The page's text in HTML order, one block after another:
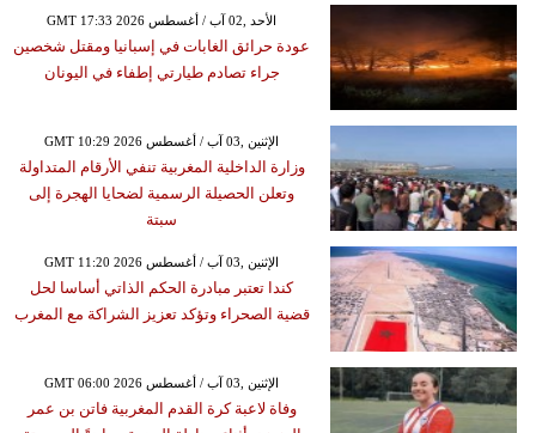
GMT 17:33 2026 الأحد ,02 آب / أغسطس
عودة حرائق الغابات في إسبانيا ومقتل شخصين
جراء تصادم طيارتي إطفاء في اليونان
GMT 10:29 2026 الإثنين ,03 آب / أغسطس
وزارة الداخلية المغربية تنفي الأرقام المتداولة
وتعلن الحصيلة الرسمية لضحايا الهجرة إلى
سبتة
GMT 11:20 2026 الإثنين ,03 آب / أغسطس
كندا تعتبر مبادرة الحكم الذاتي أساسا لحل
قضية الصحراء وتؤكد تعزيز الشراكة مع المغرب
GMT 06:00 2026 الإثنين ,03 آب / أغسطس
وفاة لاعبة كرة القدم المغربية فاتن بن عمر